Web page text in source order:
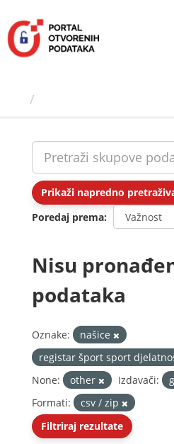
sadržaj
Prikaži napredno
Poredaj prema
Nisu
podataka
Oznake:
našice
registar šport sport
None:
other Izdavači:
Formati:
csv / zip
Filtriraj rezultate